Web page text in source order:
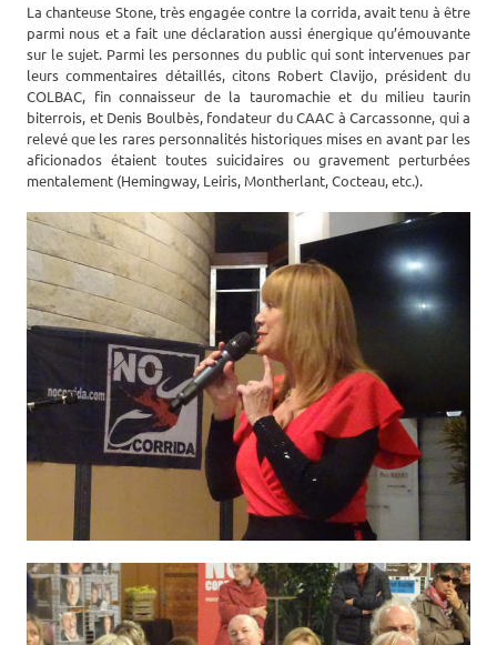
La chanteuse Stone, très engagée contre la corrida, avait tenu à être
parmi nous et a fait une déclaration aussi énergique qu’émouvante
sur le sujet. Parmi les personnes du public qui sont intervenues par
leurs commentaires détaillés, citons Robert Clavijo, président du
COLBAC, fin connaisseur de la tauromachie et du milieu taurin
biterrois, et Denis Boulbès, fondateur du CAAC à Carcassonne, qui a
relevé que les rares personnalités historiques mises en avant par les
aficionados étaient toutes suicidaires ou gravement perturbées
mentalement (Hemingway, Leiris, Montherlant, Cocteau, etc.).